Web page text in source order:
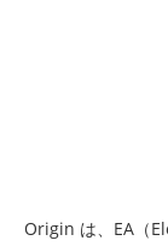
Origin は、EA（